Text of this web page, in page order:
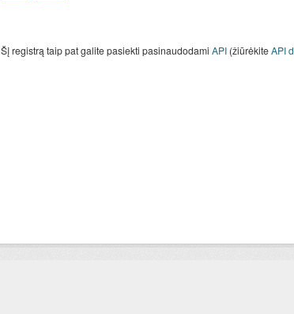
Šį registrą taip pat galite pasiekti pasinaudodami API(žiūrėkiteAPI